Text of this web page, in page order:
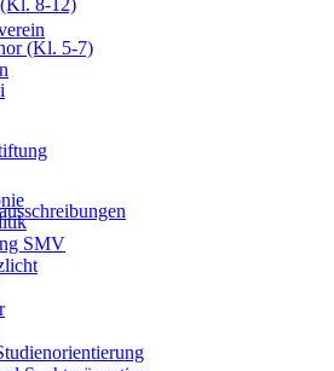
(Kl. 5-7)
SMV